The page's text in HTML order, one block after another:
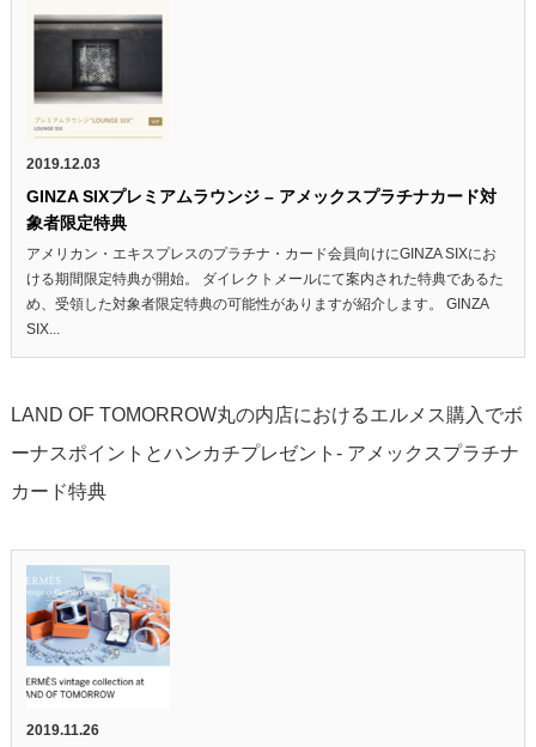
2019.12.03
GINZA SIXプレミアムラウンジ – アメックスプラチナカード対
象者限定特典
アメリカン・エキスプレスのプラチナ・カード会員向けにGINZA SIXにお
ける期間限定特典が開始。 ダイレクトメールにて案内された特典であるた
め、受領した対象者限定特典の可能性がありますが紹介します。 GINZA
SIX...
LAND OF TOMORROW丸の内店におけるエルメス購入でボ
ーナスポイントとハンカチプレゼント- アメックスプラチナ
カード特典
2019.11.26